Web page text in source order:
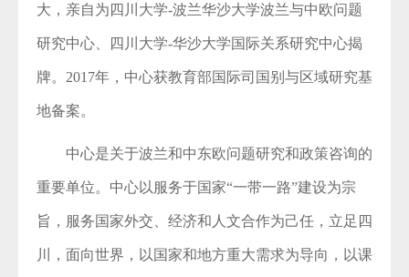
大，亲自为四川大学-波兰华沙大学波兰与中欧问题
研究中心、四川大学-华沙大学国际关系研究中心揭
牌。2017年，中心获教育部国际司国别与区域研究基
地备案。
中心是关于波兰和中东欧问题研究和政策咨询的
重要单位。中心以服务于国家“一带一路”建设为宗
旨，服务国家外交、经济和人文合作为己任，立足四
川，面向世界，以国家和地方重大需求为导向，以课